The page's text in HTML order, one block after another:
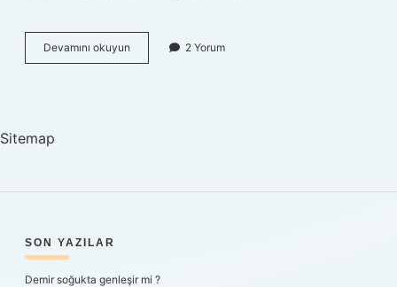
Devamını okuyun
Bütünleme
2 Yorum
Sitemap
SIDEBAR
SON YAZILAR
Demir soğukta genleşir mi ?